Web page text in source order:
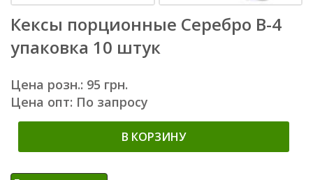
Кексы порционные Серебро В-4
упаковка 10 штук
Цена розн.: 95 грн.
Цена опт: По запросу
В КОРЗИНУ